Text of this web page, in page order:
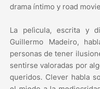
drama íntimo y road
La pelìcula, escrita y
Guillermo Madeiro,
personas de tener
sentirse valoradas por
queridos. Clever habla